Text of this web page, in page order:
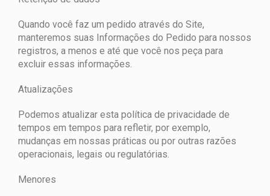
Quando você faz um pedido através do Site,
manteremos suas Informações do Pedido para nossos
registros, a menos e até que você nos peça para
excluir essas informações.
Atualizações
Podemos atualizar esta política de privacidade de
tempos em tempos para refletir, por exemplo,
mudanças em nossas práticas ou por outras razões
operacionais, legais ou regulatórias.
Menores